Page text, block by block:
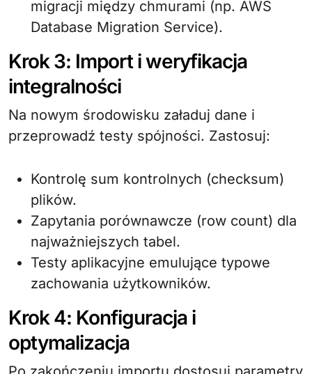
migracji między chmurami (np. AWS
Database Migration Service).
Krok 3: Import i weryfikacja
integralności
Na nowym środowisku załaduj dane i
przeprowadź testy spójności. Zastosuj:
Kontrolę sum kontrolnych (checksum)
plików.
Zapytania porównawcze (row count) dla
najważniejszych tabel.
Testy aplikacyjne emulujące typowe
zachowania użytkowników.
Krok 4: Konfiguracja i
optymalizacja